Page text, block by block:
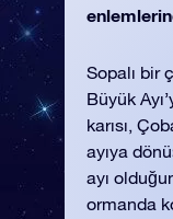
Sopalı bir
Büyük
karısı,
ayıya
ayı
ormanda